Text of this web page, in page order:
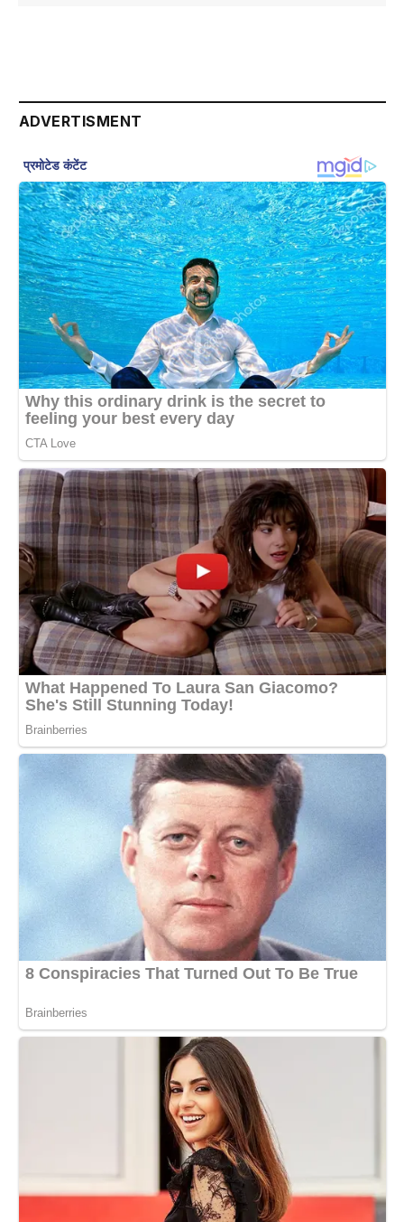
ADVERTISMENT